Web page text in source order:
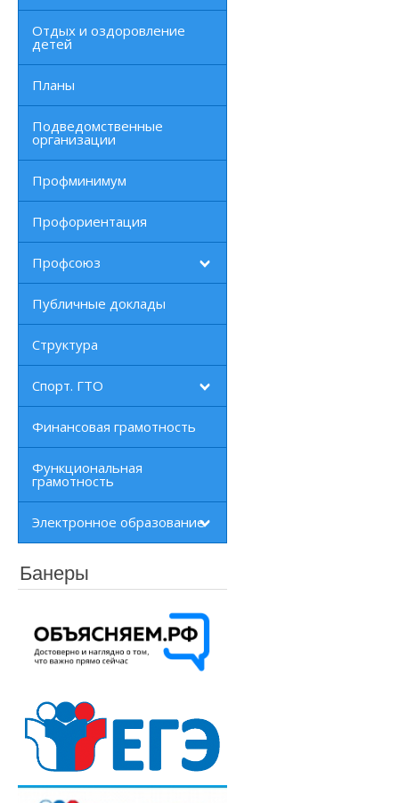
Отдых и оздоровление
детей
Планы
Подведомственные
организации
Профминимум
Профориентация
Профсоюз
Публичные доклады
Структура
Спорт. ГТО
Финансовая грамотность
Функциональная
грамотность
Электронное образование
Банеры